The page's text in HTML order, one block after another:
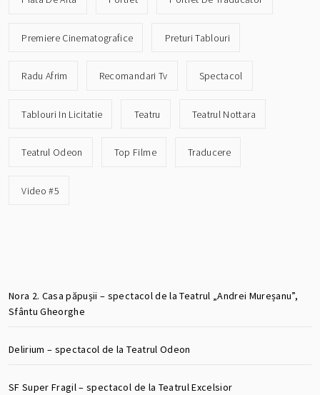
Premiere Cinematografice Preturi Tablouri
Radu Afrim Recomandari Tv Spectacol
Tablouri In Licitatie Teatru Teatrul Nottara
Teatrul Odeon Top Filme Traducere
Video #5
Nora 2. Casa păpușii – spectacol de la Teatrul „Andrei Mureșanu”,
Sfântu Gheorghe
Delirium – spectacol de la Teatrul Odeon
SF Super Fragil – spectacol de la Teatrul Excelsior